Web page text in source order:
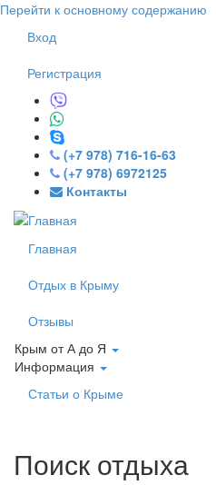
Перейти к основному содержанию
Вход
Регистрация
(+7 978) 716-16-63
(+7 978) 6972125
Контакты
Главная
Отдых в Крыму
Отзывы
Крым от А до Я
Информация
Статьи о Крыме
Поиск отдыха